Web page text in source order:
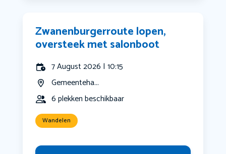
Zwanenburgerroute lopen,
oversteek met salonboot
7 August 2026 | 10:15
Gemeenteha...
6 plekken beschikbaar
Wandelen